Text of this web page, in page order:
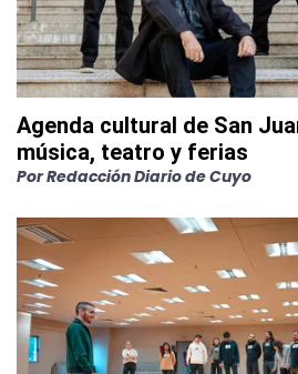
Agenda cultural de San
música, teatro y ferias
PorRedacción Diario de Cuyo